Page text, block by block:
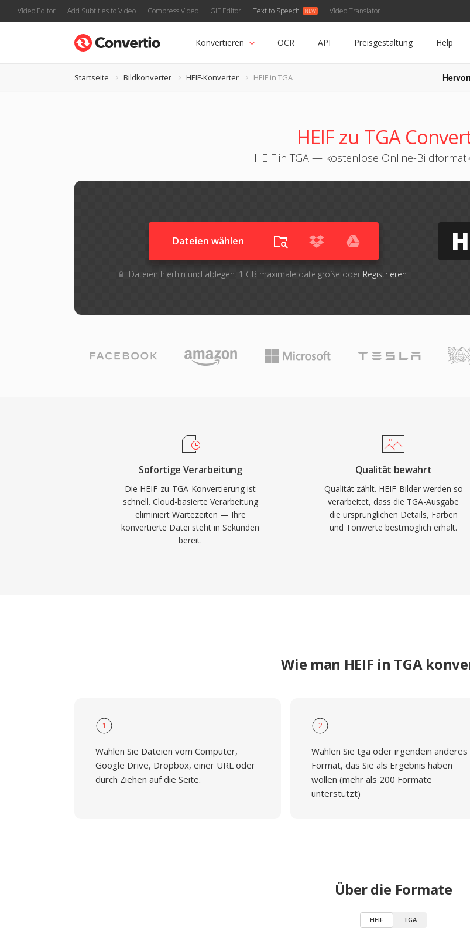
Video Editor Add Subtitles to Video Compress Video GIF Editor Text to Speech Video Translator
Konvertieren OCR API Preisgestaltung Help
Startseite Bildkonverter HEIF-Konverter HEIF in TGA
HEIF zu TGA
HEIF in TGA — kostenlose Online-
Dateien wählen
Dateien hierhin und ablegen. 1 GB maximale dateigröße oder Registrieren
Sofortige Verarbeitung
Die HEIF-zu-TGA-Konvertierung ist
schnell. Cloud-basierte Verarbeitung
eliminiert Wartezeiten — Ihre
konvertierte Datei steht in Sekunden
bereit.
Qualität bewahrt
Qualität zählt. HEIF-Bilder werden so
verarbeitet, dass die TGA-Ausgabe
die ursprünglichen Details, Farben
und Tonwerte bestmöglich erhält.
Wie man HEIF in TGA
1
Wählen Sie Dateien vom Computer,
Google Drive, Dropbox, einer URL oder
durch Ziehen auf die Seite.
2
Wählen Sie tga oder irgendein anderes
Format, das Sie als Ergebnis haben
wollen (mehr als 200 Formate
unterstützt)
Über die Formate
HEIF TGA